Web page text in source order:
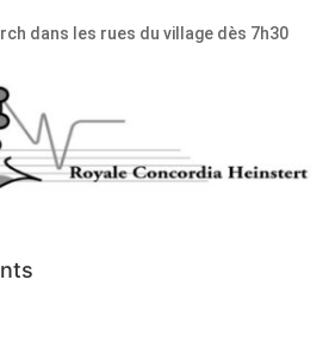
dans les rues du village dès 7h30